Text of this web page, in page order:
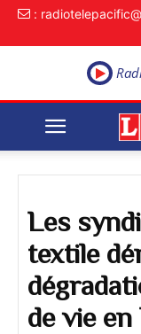
:
Les
textile
de vie